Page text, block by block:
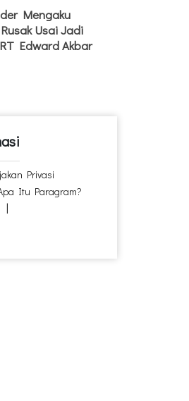
Mengaku
Usai Jadi
Edward Akbar
Privasi
Itu Paragram?